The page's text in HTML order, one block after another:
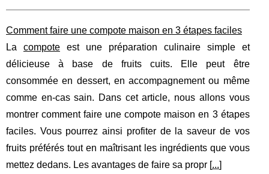
Comment faire une compote maison en 3 étapes faciles
La compoteest une préparation culinaire simple et
délicieuse à base de fruits cuits. Elle peut être
consommée en dessert, en accompagnement ou même
comme en-cas sain. Dans cet article, nous allons vous
montrer comment faire une compote maison en 3 étapes
faciles. Vous pourrez ainsi profiter de la saveur de vos
fruits préférés tout en maîtrisant les ingrédients que vous
mettez dedans. Les avantages de faire sa propr [...]